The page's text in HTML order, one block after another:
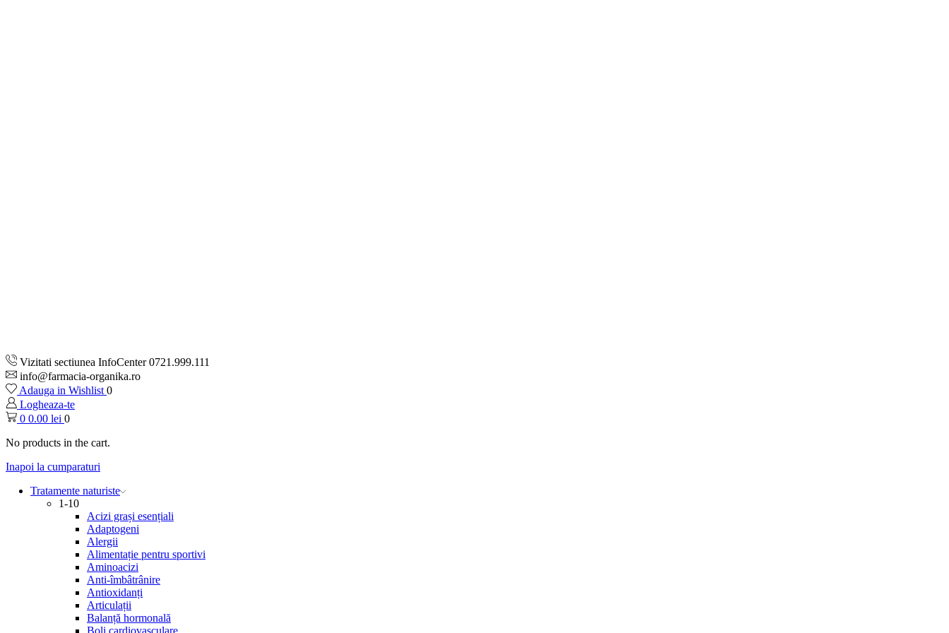
Vizitati sectiunea InfoCenter 0721.999.111
info@farmacia-organika.ro
Adauga in Wishlist 0
Logheaza-te
0 0.00 lei 0
No products in the cart.
Inapoi la cumparaturi
Tratamente naturiste
1-10
Acizi grași esențiali
Adaptogeni
Alergii
Alimentație pentru sportivi
Aminoacizi
Anti-îmbâtrânire
Antioxidanți
Articulații
Balanță hormonală
Boli cardiovasculare